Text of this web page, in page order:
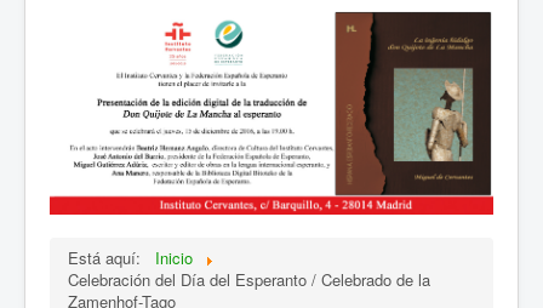
Está aquí:
Inicio
Celebración del Día del Esperanto / Celebrado de la
Zamenhof-Tago